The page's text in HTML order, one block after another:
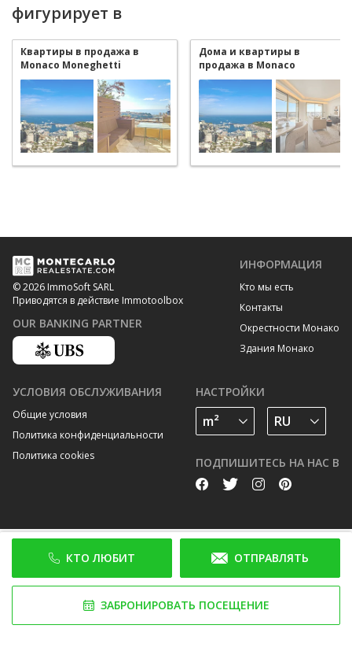
КТО ЛЮБИТ ОТПРАВЛЯТЬ
ЗАБРОНИРОВАТЬ ПОСЕЩЕНИЕ
фигурирует в
Квартиры в продажа в
Monaco Moneghetti
Дома и квартиры в
продажа в Monaco
Moneghetti
© 2026 ImmoSoft SARL
Приводятся в действие Immotoolbox
OUR BANKING PARTNER
ИНФОРМАЦИЯ
Кто мы есть
Контакты
Окрестности Монако
Здания Монако
УСЛОВИЯ ОБСЛУЖИВАНИЯ
Общие условия
Политика конфиденциальности
Политика cookies
НАСТРОЙКИ
ПОДПИШИТЕСЬ НА НАС В